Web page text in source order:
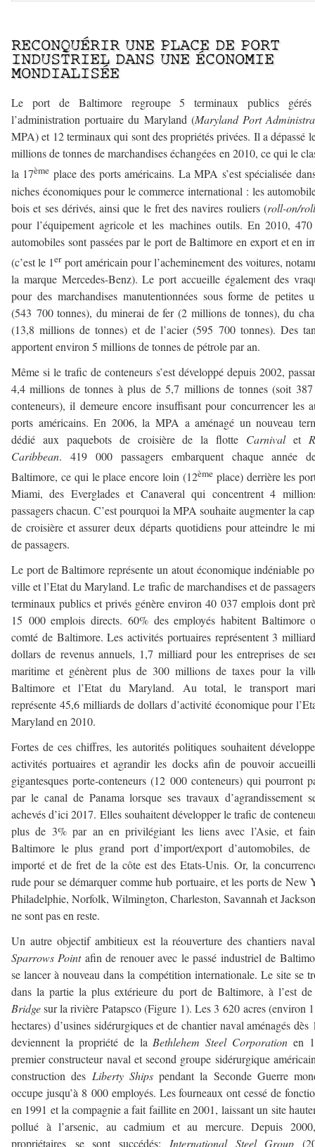
RECONQUÉRIR UNE PLACE DE PORT
INDUSTRIEL DANS UNE ÉCONOMIE
MONDIALISÉE
Le port de Baltimore regroupe 5 terminaux publics
l’administration portuaire du Maryland (Maryland Port
MPA) et 12 terminaux qui sont des propriétés privées. Il a dépassé
millions de tonnes de marchandises échangées en 2010, ce qui le
la 17ème place des ports américains. La MPA s’est spécialisée
niches économiques pour le commerce international : les
bois et ses dérivés, ainsi que le fret des navires rouliers (roll-on/
pour l’équipement agricole et les machines outils. En 2010,
automobiles sont passées par le port de Baltimore en export et en
(c’est le 1erport américain pour l’acheminement des voitures,
la marque Mercedes-Benz). Le port accueille également des
pour des marchandises manutentionnées sous forme de petites
(543 700 tonnes), du minerai de fer (2 millions de tonnes), du
(13,8 millions de tonnes) et de l’acier (595 700 tonnes). Des
apportent environ 5 millions de tonnes de pétrole par an.
Même si le trafic de conteneurs s’est développé depuis 2002,
4,4 millions de tonnes à plus de 5,7 millions de tonnes (soit
conteneurs), il demeure encore insuffisant pour concurrencer les
ports américains. En 2006, la MPA a aménagé un nouveau
dédié aux paquebots de croisière de la flotte Carnivalet
Caribbean. 419 000 passagers embarquent chaque année
Baltimore, ce qui le place encore loin (12èmeplace) derrière les
Miami, des Everglades et Canaveral qui concentrent 4
passagers chacun. C’est pourquoi la MPA souhaite augmenter la
de croisière et assurer deux départs quotidiens pour atteindre le
de passagers.
Le port de Baltimore représente un atout économique indéniable
ville et l’Etat du Maryland. Le trafic de marchandises et de
terminaux publics et privés génère environ 40 037 emplois dont
15 000 emplois directs. 60% des employés habitent Baltimore
comté de Baltimore. Les activités portuaires représentent 3
dollars de revenus annuels, 1,7 milliard pour les entreprises de
maritime et génèrent plus de 300 millions de taxes pour la
Baltimore et l’Etat du Maryland. Au total, le transport
représente 45,6 milliards de dollars d’activité économique pour
Maryland en 2010.
Fortes de ces chiffres, les autorités politiques souhaitent
activités portuaires et agrandir les docks afin de pouvoir
gigantesques porte-conteneurs (12 000 conteneurs) qui pourront
par le canal de Panama lorsque ses travaux d’agrandissement
achevés d’ici 2017. Elles souhaitent développer le trafic de
plus de 3% par an en privilégiant les liens avec l’Asie, et
Baltimore le plus grand port d’import/export d’automobiles, de
importé et de fret de la côte est des Etats-Unis. Or, la
rude pour se démarquer comme hub portuaire, et les ports de New
Philadelphie, Norfolk, Wilmington, Charleston, Savannah et
ne sont pas en reste.
Un autre objectif ambitieux est la réouverture des chantiers
Sparrows Pointafin de renouer avec le passé industriel de
se lancer à nouveau dans la compétition internationale. Le site se
dans la partie la plus extérieure du port de Baltimore, à l’est
Bridgesur la rivière Patapsco (Figure 1). Les 3 620 acres (environ
hectares) d’usines sidérurgiques et de chantier naval aménagés dès
deviennent la propriété de laBethlehem Steel Corporationen
premier constructeur naval et second groupe sidérurgique
construction des Liberty Ships pendant la Seconde Guerre
occupe jusqu’à 8 000 employés. Les fourneaux ont cessé de
en 1991 et la compagnie a fait faillite en 2001, laissant un site
pollué à l’arsenic, au cadmium et au mercure. Depuis
propriétaires se sont succédés: International Steel Group